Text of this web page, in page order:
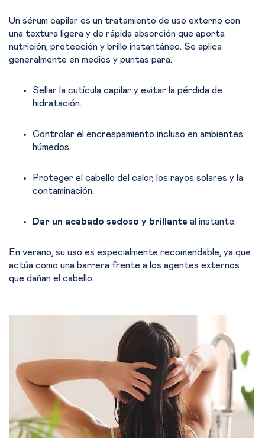
Un sérum capilar es un tratamiento de uso externo con
una textura ligera y de rápida absorción que aporta
nutrición, protección y brillo instantáneo. Se aplica
generalmente en medios y puntas para:
Sellar la cutícula capilar y evitar la pérdida de
hidratación.
Controlar el encrespamiento incluso en ambientes
húmedos.
Proteger el cabello del calor, los rayos solares y la
contaminación.
Dar un acabado sedoso y brillante al instante.
En verano, su uso es especialmente recomendable, ya que
actúa como una barrera frente a los agentes externos
que dañan el cabello.